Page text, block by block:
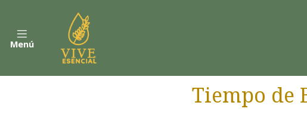
Menú
Tiempo de